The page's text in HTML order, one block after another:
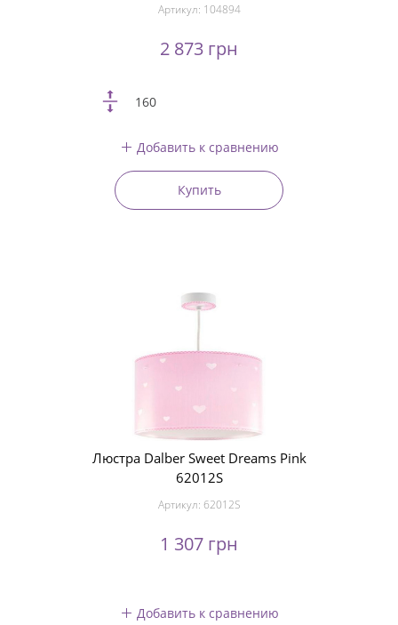
Артикул: 104894
2 873 грн
160
Добавить к сравнению
Купить
Люстра Dalber Sweet Dreams Pink
62012S
Артикул: 62012S
1 307 грн
Добавить к сравнению